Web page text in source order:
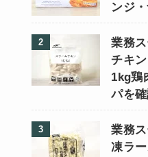
ンジ
業務
チキ
1kg鶏
パを
業務
凍ラ